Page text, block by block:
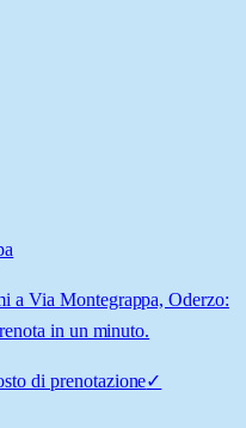
a Via Montegrappa, Oderzo:
in un minuto.
di prenotazione✓